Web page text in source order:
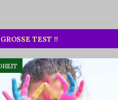
TEST !!